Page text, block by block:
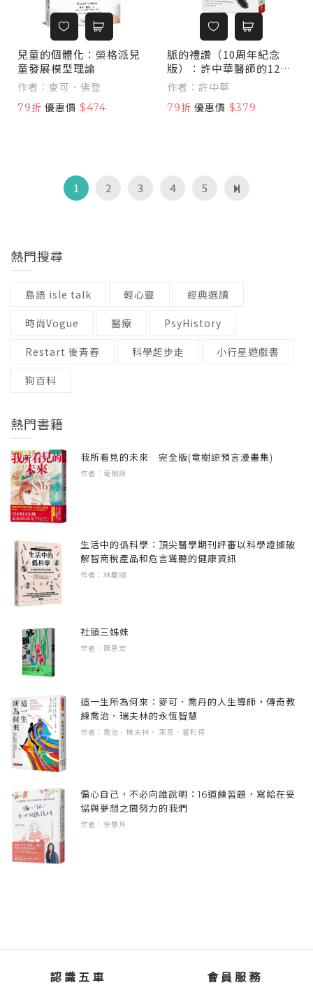
兒童的個體化：榮格派兒
童發展模型理論
作者：麥可．佛登
79折 優惠價 $474
脈的禮讚（10周年紀念
版）：許中華醫師的12堂
脈學課，解五臟疾病與癌
症之謎
作者：許中華
79折 優惠價 $379
1 2 3 4 5
熱門搜尋
島語 isle talk 輕心靈 經典選讀
時尚Vogue 醫療 PsyHistory
Restart 後青春 科學起步走 小行星遊戲書
狗百科
熱門書籍
我所看見的未來 完全版(竜樹諒預言漫畫集)
作者：竜樹諒
生活中的僞科學：頂尖醫學期刊評審以科學證據破
解智商稅產品和危言聳聽的健康資訊
作者：林慶順
社頭三姊妹
作者：陳思宏
這一生所為何來：麥可．喬丹的人生導師，傳奇教
練喬治．瑞夫林的永恆智慧
作者：喬治．瑞夫林、 萊恩．霍利得
偏心自己，不必向誰說明：16道練習題，寫給在妥
協與夢想之間努力的我們
作者：徐慧玲
認識五車 會員服務